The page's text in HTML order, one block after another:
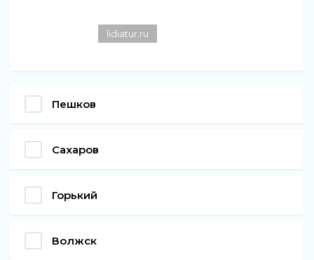
lidiatur.ru
Пешков
Сахаров
Горький
Волжск